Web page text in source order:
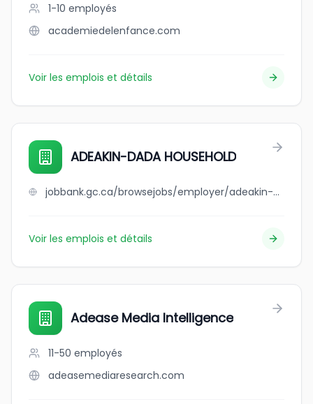
1-10 employés
academiedelenfance.com
Voir les emplois et détails
ADEAKIN-DADA HOUSEHOLD
jobbank.gc.ca/browsejobs/employer/adeakin-dada+household/ca
Voir les emplois et détails
Adease Media Intelligence
11-50 employés
adeasemediaresearch.com